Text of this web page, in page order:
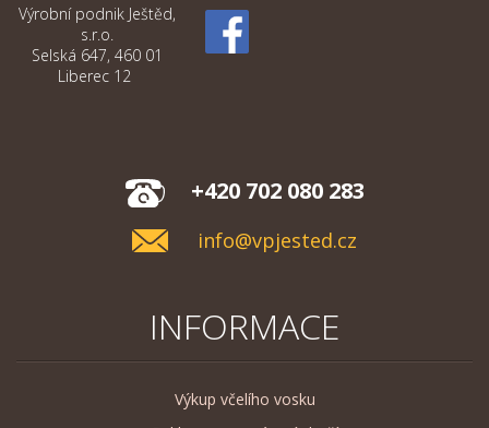
Výrobní podnik Ještěd,
s.r.o.
Selská 647, 460 01
Liberec 12
+420 702 080 283
info@vpjested.cz
INFORMACE
Výkup včelího vosku